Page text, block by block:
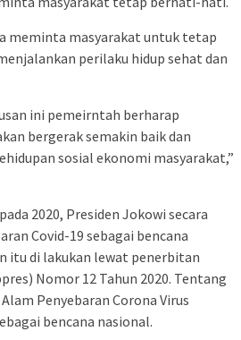
meminta masyarakat untuk tetap
perilaku hidup sehat dan
ini pemeirntah berharap
bergerak semakin baik dan
sosial ekonomi masyarakat,”
2020, Presiden Jokowi secara
Covid-19 sebagai bencana
itu di lakukan lewat penerbitan
Nomor 12 Tahun 2020. Tentang
Penyebaran Corona Virus
bencana nasional.